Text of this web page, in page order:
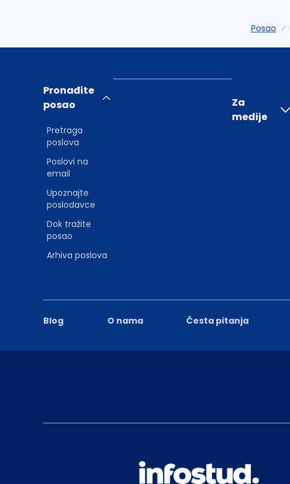
Posao
Blog O nama Česta pitanja
Pronađite
posao
Pretraga
poslova
Poslovi na
email
Upoznajte
poslodavce
Dok tražite
posao
Arhiva poslova
Za
medije